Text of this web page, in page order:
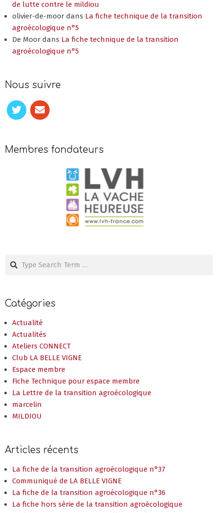
de lutte contre le mildiou
olivier-de-moor dans La fiche technique de la transition
agroécologique n°5
De Moor dans La fiche technique de la transition
agroécologique n°5
Nous suivre
Membres fondateurs
Actualité
Actualités
Ateliers CONNECT
Club LA BELLE VIGNE
Espace membre
Fiche Technique pour espace membre
La Lettre de la transition agroécologique
marcelin
MILDIOU
La fiche de la transition agroécologique n°37
Communiqué de LA BELLE VIGNE
La fiche de la transition agroécologique n°36
La fiche hors série de la transition agroécologique
Atelier CONNECT n°93 – La taille physiologique